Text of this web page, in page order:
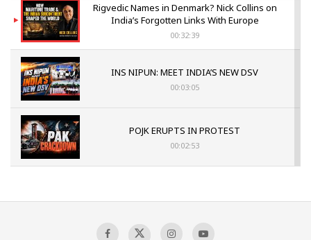
Rigvedic Names in Denmark? Nick Collins on
India’s Forgotten Links With Europe
00:32:39
INS NIPUN: MEET INDIA’S NEW DSV
00:03:05
POJK ERUPTS IN PROTEST
00:02:53
Sagar